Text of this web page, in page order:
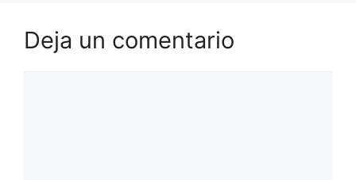
Deja un comentario